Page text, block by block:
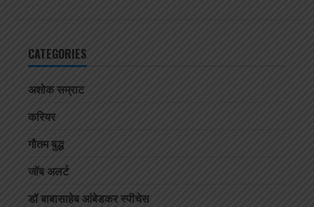
CATEGORIES
अशोक सम्राट
करियर
गौतम बुद्ध
जॉब अलर्ट
डॉ बाबासाहेब आंबेडकर स्पीचेस